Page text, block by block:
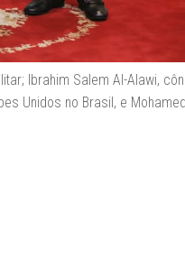
Ibrahim Salem Al-Alawi,
Unidos no Brasil, e